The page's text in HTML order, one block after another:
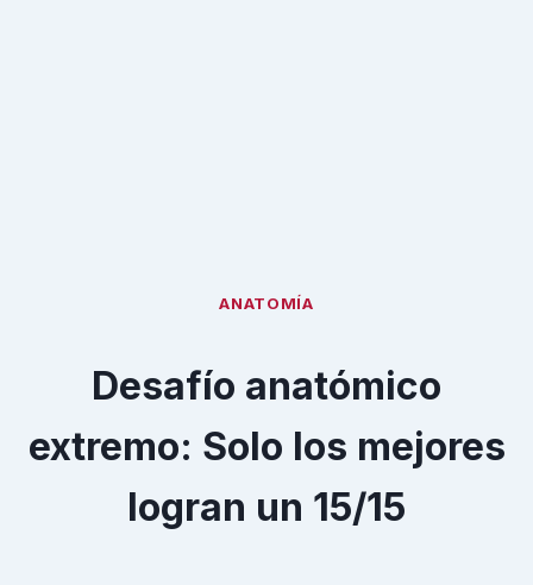
ANATOMÍA
Desafío anatómico
extremo: Solo los mejores
logran un 15/15